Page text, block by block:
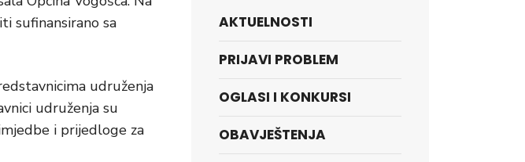
sufinansirano sa
udruženja
udruženja su
i prijedloge za
AKTUELNOSTI
PRIJAVI PROBLEM
OGLASI I KONKURSI
OBAVJEŠTENJA